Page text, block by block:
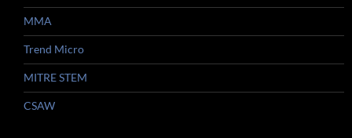
MMA
Trend Micro
MITRE STEM
CSAW